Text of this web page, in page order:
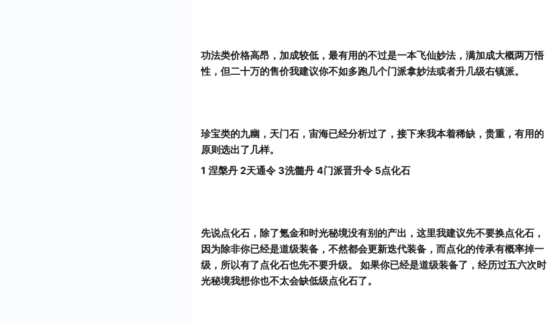
功法类价格高昂，加成较低，最有用的不过是一本飞仙妙法，满加成大概两万悟
性，但二十万的售价我建议你不如多跑几个门派拿妙法或者升几级右镇派。
珍宝类的九幽，天门石，宙海已经分析过了，接下来我本着稀缺，贵重，有用的
原则选出了几样。
1 涅槃丹 2天通令 3洗髓丹 4门派晋升令 5点化石
先说点化石，除了氪金和时光秘境没有别的产出，这里我建议先不要换点化石，
因为除非你已经是道级装备，不然都会更新迭代装备，而点化的传承有概率掉一
级，所以有了点化石也先不要升级。 如果你已经是道级装备了，经历过五六次时
光秘境我想你也不太会缺低级点化石了。